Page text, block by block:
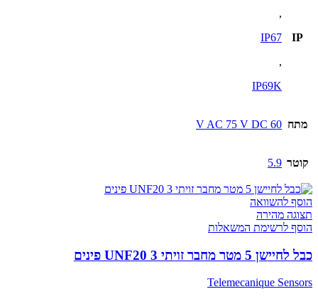
IP
,
IP67
,
IP69K
מתח 60 V AC 75 V DC
קוטר 5.9
הוסף להשוואה
תצוגה מהירה
הוסף לרשימת המשאלות
כבל לחיישן 5 מטר מחבר זויתי UNF20 3 פינים
Telemecanique Sensors